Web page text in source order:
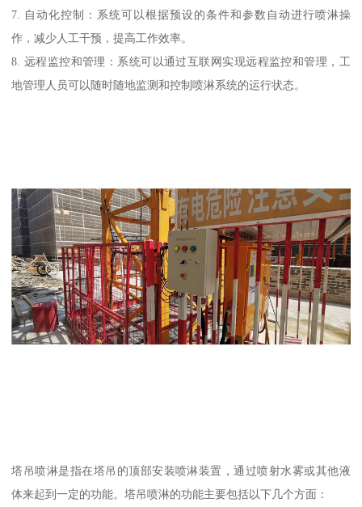
7. 自动化控制：系统可以根据预设的条件和参数自动进行喷淋操
作，减少人工干预，提高工作效率。
8. 远程监控和管理：系统可以通过互联网实现远程监控和管理，工
地管理人员可以随时随地监测和控制喷淋系统的运行状态。
塔吊喷淋是指在塔吊的顶部安装喷淋装置，通过喷射水雾或其他液
体来起到一定的功能。塔吊喷淋的功能主要包括以下几个方面：